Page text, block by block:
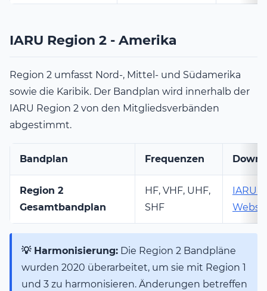
IARU Region 2 - Amerika
Region 2 umfasst Nord-, Mittel- und Südamerika
sowie die Karibik. Der Bandplan wird innerhalb der
IARU Region 2 von den Mitgliedsverbänden
abgestimmt.
Bandplan Frequenzen
Region 2
Gesamtbandplan
HF, VHF, UHF,
SHF
IARU-
💡 Harmonisierung: Die Region 2 Bandpläne
wurden 2020 überarbeitet, um sie mit Region 1
und 3 zu harmonisieren. Änderungen betreffen